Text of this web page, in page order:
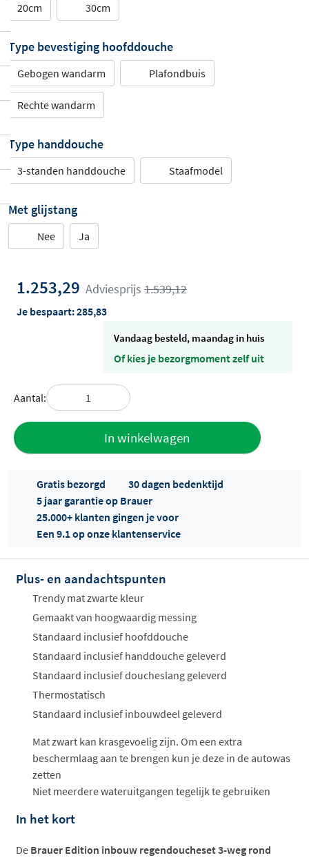
20cm 30cm
Type bevestiging hoofddouche
Gebogen wandarm Plafondbuis
Rechte wandarm
Type handdouche
3-standen handdouche Staafmodel
Met glijstang
Nee Ja
1.253,29 Adviesprijs 1.539,12
Je bespaart:285,83
vandaag besteld, maandag in huis
Of kies je bezorgmoment zelf uit
Aantal:
In winkelwagen
Offertes
ophalen...
Gratis bezorgd
30 dagen bedenktijd
5 jaar garantie op Brauer
25.000+ klanten gingen je voor
Een 9.1 op onze klantenservice
Plus- en aandachtspunten
Trendy mat zwarte kleur
Gemaakt van hoogwaardig messing
Standaard inclusief hoofddouche
Standaard inclusief handdouche geleverd
Standaard inclusief doucheslang geleverd
Thermostatisch
Standaard inclusief inbouwdeel geleverd
Mat zwart kan krasgevoelig zijn. Om een extra
beschermlaag aan te brengen kun je deze in de autowas
zetten
Niet meerdere wateruitgangen tegelijk te gebruiken
In het kort
De Brauer Edition inbouw regendoucheset 3-weg rond